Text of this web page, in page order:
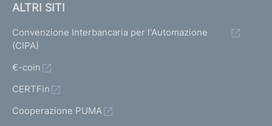
ALTRI SITI
Convenzione Interbancaria per l'Automazione
(CIPA)
€-coin
CERTFin
Cooperazione PUMA